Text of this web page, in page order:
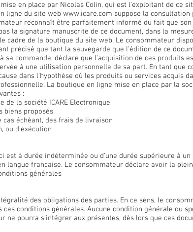
en place par Nicolas Colin, qui est l'exploitant de ce
ligne du site web www.icare.com suppose la
reconnaît être parfaitement informé du fait que
la signature manuscrite de ce document, dans la
cadre de la boutique du site web. Le consommateur
précisé que tant la sauvegarde que l'édition de ce
sa commande, déclare que l'acquisition de ces produits
à une utilisation personnelle de sa part. En tant que
dans l'hypothèse où les produits ou services acquis
La boutique en ligne mise en place par la
:
la société ICARE Electronique
biens proposés
cas échéant, des frais de livraison
ou d'exécution
est à durée indéterminée ou d'une durée supérieure à un
langue française. Le consommateur déclare avoir la
générales
des obligations des parties. En ce sens, le
conditions générales. Aucune condition générale ou
ne pourra s'intégrer aux présentes, dès lors que ces